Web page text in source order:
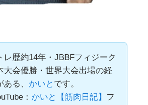
レ歴約14年・JBBFフィジーク
大会優勝・世界大会出場の経
ある、 かいと です。
： かいと【筋肉日記】 フ